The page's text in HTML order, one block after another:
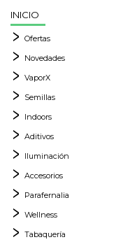
INICIO
Ofertas
Novedades
VaporX
Semillas
Indoors
Aditivos
Iluminación
Accesorios
Parafernalia
Wellness
Tabaquería